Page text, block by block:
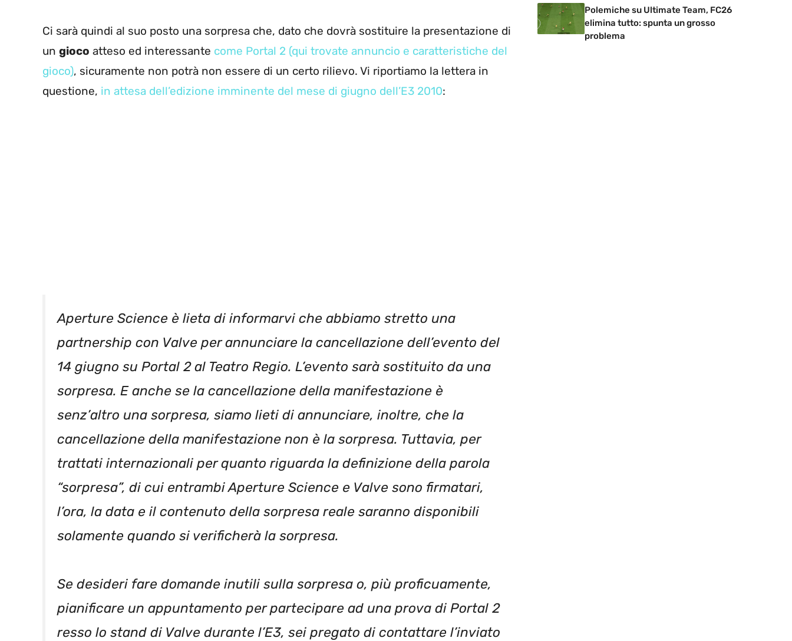
Ci sarà quindi al suo posto una sorpresa che, dato che dovrà sostituire la presentazione di
un gioco atteso ed interessante come Portal 2 (qui trovate annuncio e caratteristiche del
gioco), sicuramente non potrà non essere di un certo rilievo. Vi riportiamo la lettera in
questione, in attesa dell’edizione imminente del mese di giugno dell’E3 2010:
Aperture Science è lieta di informarvi che abbiamo stretto una
partnership con Valve per annunciare la cancellazione dell’evento del
14 giugno su Portal 2 al Teatro Regio. L’evento sarà sostituito da una
sorpresa. E anche se la cancellazione della manifestazione è
senz’altro una sorpresa, siamo lieti di annunciare, inoltre, che la
cancellazione della manifestazione non è la sorpresa. Tuttavia, per
trattati internazionali per quanto riguarda la definizione della parola
“sorpresa”, di cui entrambi Aperture Science e Valve sono firmatari,
l’ora, la data e il contenuto della sorpresa reale saranno disponibili
solamente quando si verificherà la sorpresa.
Se desideri fare domande inutili sulla sorpresa o, più proficuamente,
pianificare un appuntamento per partecipare ad una prova di Portal 2
resso lo stand di Valve durante l’E3, sei pregato di contattare l’inviato
Polemiche su Ultimate Team, FC26
elimina tutto: spunta un grosso
problema